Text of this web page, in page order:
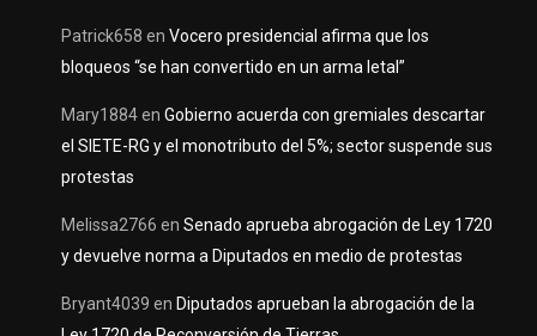
Patrick658 en Vocero presidencial afirma que los
bloqueos “se han convertido en un arma letal”
Mary1884en Gobierno acuerda con gremiales descartar
el SIETE-RG y el monotributo del 5%; sector suspende sus
protestas
Melissa2766 en Senado aprueba abrogación de Ley 1720
y devuelve norma a Diputados en medio de protestas
Bryant4039 en Diputados aprueban la abrogación de la